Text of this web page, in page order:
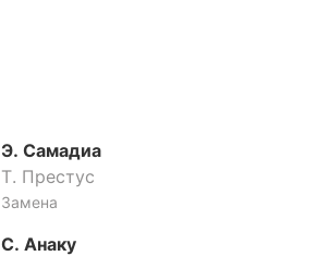
Э. Самадиа
Т. Престус
Замена
С. Анаку